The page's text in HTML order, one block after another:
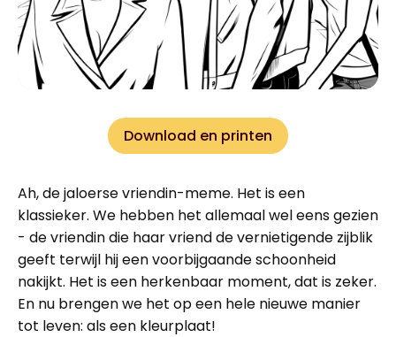
Download en printen
Ah, de jaloerse vriendin-meme. Het is een
klassieker. We hebben het allemaal wel eens gezien
- de vriendin die haar vriend de vernietigende zijblik
geeft terwijl hij een voorbijgaande schoonheid
nakijkt. Het is een herkenbaar moment, dat is zeker.
En nu brengen we het op een hele nieuwe manier
tot leven: als een kleurplaat!